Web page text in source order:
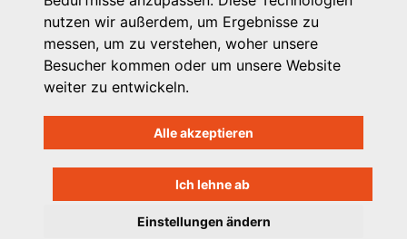
nutzen wir außerdem, um Ergebnisse zu
messen, um zu verstehen, woher unsere
Besucher kommen oder um unsere Website
weiter zu entwickeln.
Alle akzeptieren
Ich lehne ab
Einstellungen ändern